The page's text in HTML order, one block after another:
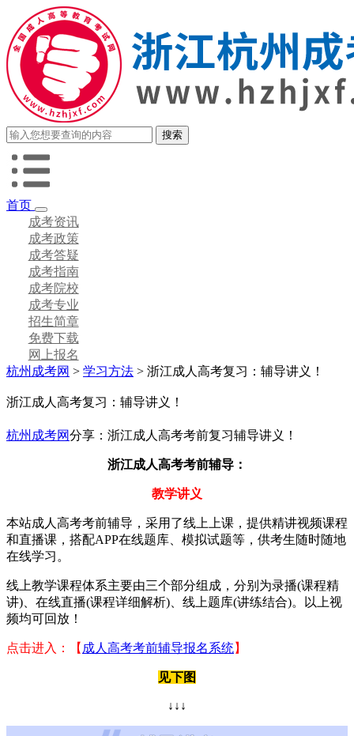
首页
成考资讯
成考政策
成考答疑
成考指南
成考院校
成考专业
招生简章
免费下载
网上报名
杭州成考网 > 学习方法 > 浙江成人高考复习：辅导讲义！
浙江成人高考复习：辅导讲义！
杭州成考网分享：浙江成人高考考前复习辅导讲义！
浙江成人高考考前辅导：
教学讲义
本站成人高考考前辅导，采用了线上上课，提供精讲视频课程
和直播课，搭配APP在线题库、模拟试题等，供考生随时随地
在线学习。
线上教学课程体系主要由三个部分组成，分别为录播(课程精
讲)、在线直播(课程详细解析)、线上题库(讲练结合)。以上视
频均可回放！
点击进入：【 成人高考考前辅导报名系统】
见下图
↓↓↓